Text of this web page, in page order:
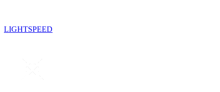
LIGHTSPEED